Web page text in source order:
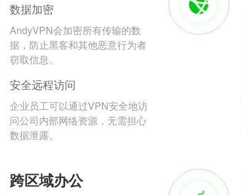
数据加密
AndyVPN会加密所有传输的数
据，防止黑客和其他恶意行为者
窃取信息。
安全远程访问
企业员工可以通过VPN安全地访
问公司内部网络资源，无需担心
数据泄露。
跨区域办公